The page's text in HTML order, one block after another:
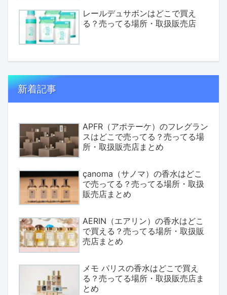
レールデュサボンはどこで買え
る？売ってる場所・取扱販売店
新着記事
APFR（アポテーケ）のフレグラン
スはどこで売ってる？売ってる場
所・取扱販売店まとめ
çanoma（サノマ）の香水はどこ
で売ってる？売ってる場所・取扱
販売店まとめ
AERIN（エアリン）の香水はどこ
で買える？売ってる場所・取扱販
売店まとめ
メモ パリスの香水はどこで買え
る？売ってる場所・取扱販売店ま
とめ